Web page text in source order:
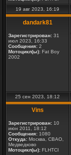
19 авг 2023, 16:19
dandark81
Зарегистрирован: 31
июл 2023, 16:33
Сообщения: 2
Мотоцикл(ы): Fat Boy
2002
25 сен 2023, 18:12
Vins
Зарегистрирован: 10
июн 2011, 18:12
Сообщения: 1080
Откуда: Москва, СВАО,
Медведково
Мотоцикл(ы): FLHTCI